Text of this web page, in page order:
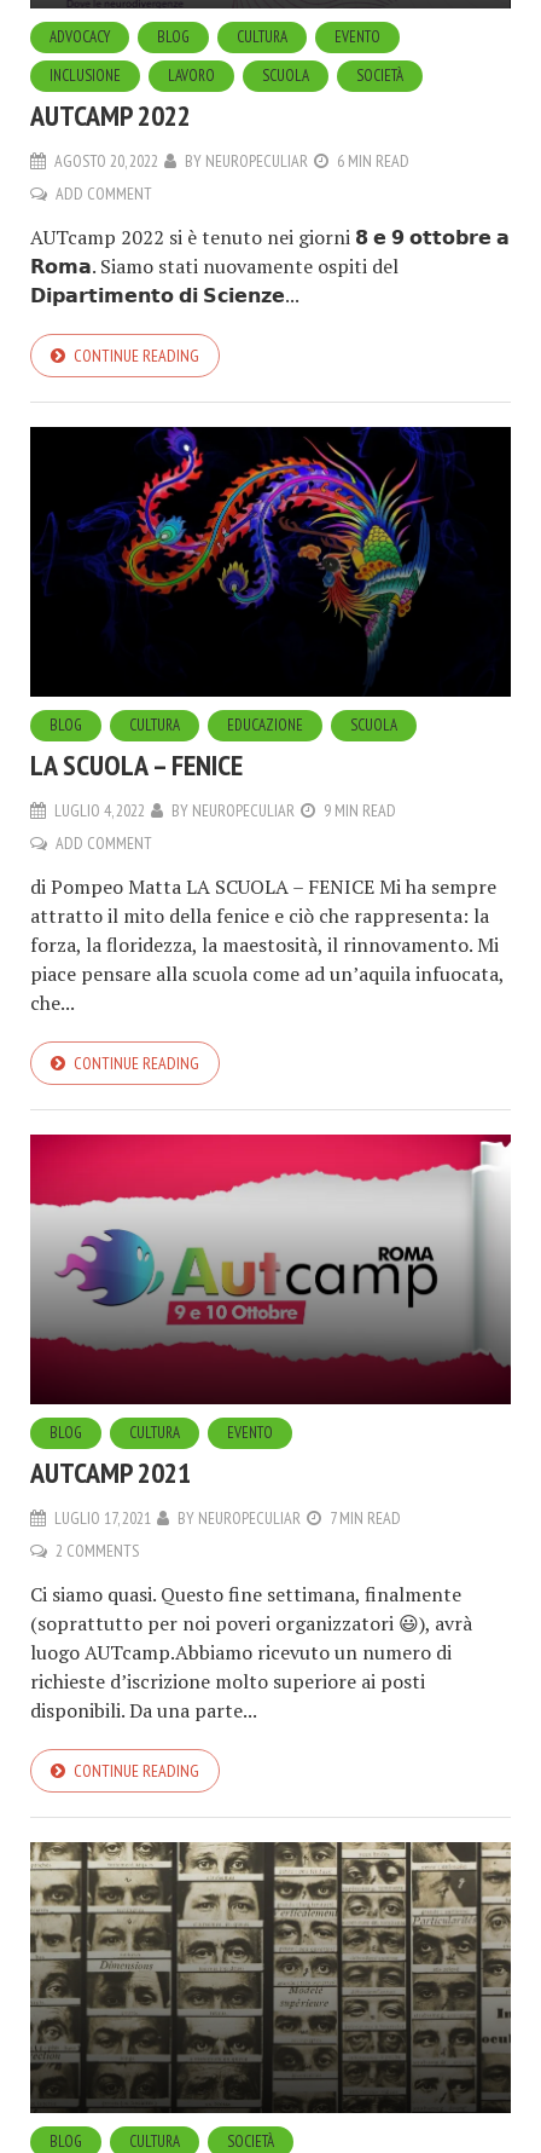
ADVOCACY BLOG CULTURA
EVENTO
INCLUSIONE
LAVORO SCUOLA SOCIETÀ
AUTCAMP 2022
AGOSTO 20, 2022 BY NEUROPECULIAR
6 MIN READ
ADD COMMENT
AUTcamp 2022 si è tenuto nei giorni 𝟴 𝗲 𝟵 𝗼𝘁𝘁𝗼𝗯𝗿𝗲 𝗮
𝗥𝗼𝗺𝗮. Siamo stati nuovamente ospiti del
𝗗𝗶𝗽𝗮𝗿𝘁𝗶𝗺𝗲𝗻𝘁𝗼 𝗱𝗶 𝗦𝗰𝗶𝗲𝗻𝘇𝗲...
CONTINUE READING
BLOG CULTURA EDUCAZIONE SCUOLA
LA SCUOLA – FENICE
LUGLIO 4, 2022 BY NEUROPECULIAR
9 MIN READ
ADD COMMENT
di Pompeo Matta LA SCUOLA – FENICE Mi ha sempre
attratto il mito della fenice e ciò che rappresenta: la
forza, la floridezza, la maestosità, il rinnovamento. Mi
piace pensare alla scuola come ad un’aquila infuocata,
che...
CONTINUE READING
BLOG CULTURA EVENTO
AUTCAMP 2021
LUGLIO 17, 2021 BY NEUROPECULIAR
7 MIN READ
2 COMMENTS
Ci siamo quasi. Questo fine settimana, finalmente
(soprattutto per noi poveri organizzatori 😃), avrà
luogo AUTcamp.Abbiamo ricevuto un numero di
richieste d’iscrizione molto superiore ai posti
disponibili. Da una parte...
CONTINUE READING
BLOG CULTURA SOCIETÀ